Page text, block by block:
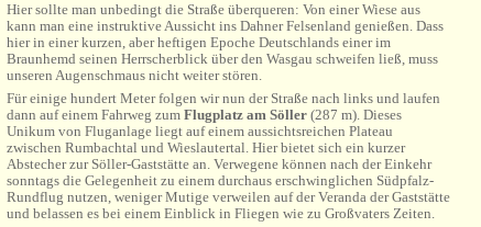
Hier sollte man unbedingt die Straße überqueren: Von einer Wiese aus
kann man eine instruktive Aussicht ins Dahner Felsenland genießen. Dass
hier in einer kurzen, aber heftigen Epoche Deutschlands einer im
Braunhemd seinen Herrscherblick über den Wasgau schweifen ließ, muss
unseren Augenschmaus nicht weiter stören.
Für einige hundert Meter folgen wir nun der Straße nach links und laufen
dann auf einem Fahrweg zum Flugplatz am Söller (287 m). Dieses
Unikum von Fluganlage liegt auf einem aussichtsreichen Plateau
zwischen Rumbachtal und Wieslautertal. Hier bietet sich ein kurzer
Abstecher zur Söller-Gaststätte an. Verwegene können nach der Einkehr
sonntags die Gelegenheit zu einem durchaus erschwinglichen Südpfalz-
Rundflug nutzen, weniger Mutige verweilen auf der Veranda der Gaststätte
und belassen es bei einem Einblick in Fliegen wie zu Großvaters Zeiten.